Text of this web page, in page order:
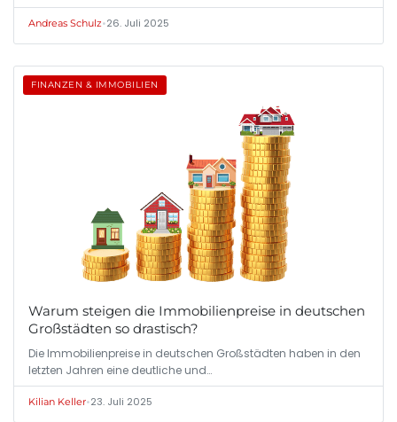
Andreas Schulz•26. Juli 2025
FINANZEN & IMMOBILIEN
Warum steigen die Immobilienpreise in deutschen
Großstädten so drastisch?
Die Immobilienpreise in deutschen Großstädten haben in den
letzten Jahren eine deutliche und…
Kilian Keller•23. Juli 2025